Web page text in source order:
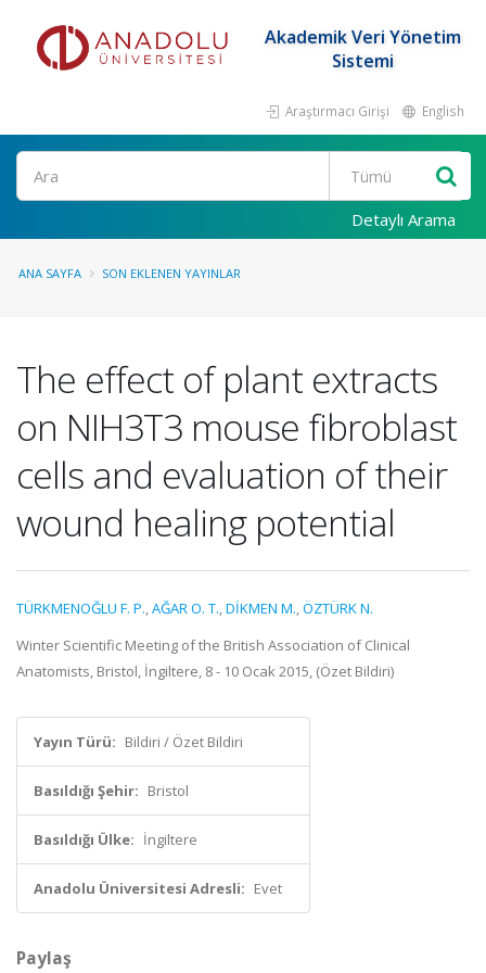
Akademik Veri Yönetim
Sistemi
Araştırmacı Girişi English
Ara
Detaylı Arama
ANA SAYFA SON EKLENEN YAYINLAR
The effect of plant extracts
on NIH3T3 mouse fibroblast
cells and evaluation of their
wound healing potential
TÜRKMENOĞLU F. P.,AĞAR O. T.,DİKMEN M.,ÖZTÜRK N.
Winter Scientific Meeting of the British Association of Clinical
Anatomists, Bristol, İngiltere, 8 - 10 Ocak 2015, (Özet Bildiri)
Yayın Türü: Bildiri / Özet Bildiri
Basıldığı Şehir: Bristol
Basıldığı Ülke: İngiltere
Anadolu Üniversitesi Adresli: Evet
Paylaş